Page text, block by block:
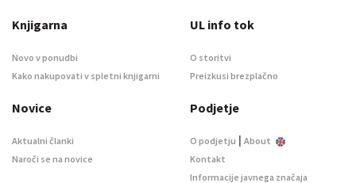
Knjigarna
Novo v ponudbi
Kako nakupovati v spletni knjigarni
UL info tok
O storitvi
Preizkusi brezplačno
Novice
Aktualni članki
Naroči se na novice
Podjetje
O podjetju
About
Kontakt
Informacije javnega značaja